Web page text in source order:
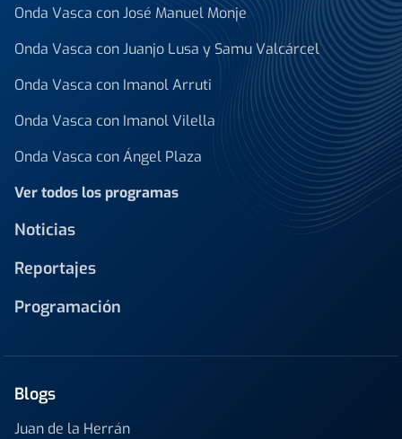
Onda Vasca con José Manuel Monje
Onda Vasca con Juanjo Lusa y Samu Valcárcel
Onda Vasca con Imanol Arruti
Onda Vasca con Imanol Vilella
Onda Vasca con Ángel Plaza
Ver todos los programas
Noticias
Reportajes
Programación
Blogs
Juan de la Herrán